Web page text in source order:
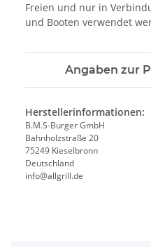
Freien und nur in
und Booten verwendet
Angaben zur
Herstellerinformationen:
B.M.S-Burger GmbH
Bahnholzstraße 20
75249 Kieselbronn
Deutschland
info@allgrill.de